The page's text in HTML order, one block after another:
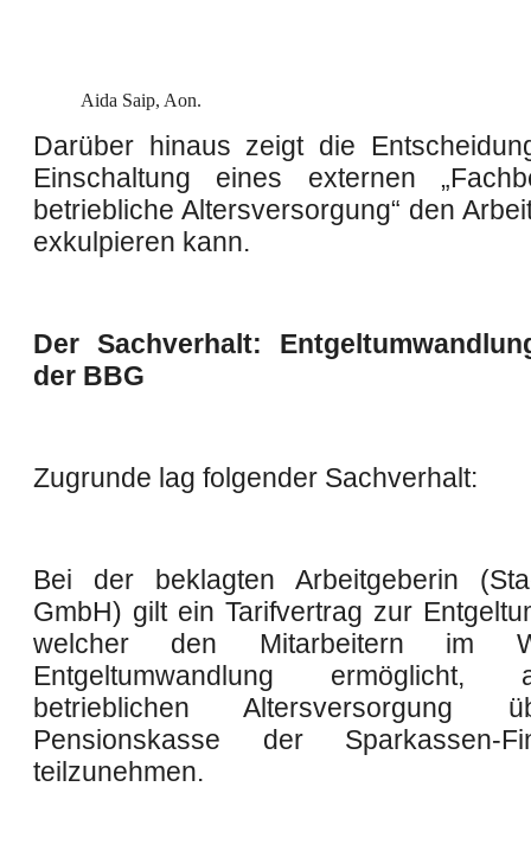
Aida Saip, Aon.
Darüber hinaus zeigt die
Einschaltung eines externen
betriebliche Altersversorgung“ den
exkulpieren kann.
Der Sachverhalt:
der BBG
Zugrunde lag folgender Sachverhalt:
Bei der beklagten Arbeitgeberin
GmbH) gilt ein Tarifvertrag zur
welcher den Mitarbeitern im
Entgeltumwandlung
betrieblichen Altersversorgung
Pensionskasse der Sparkassen-
teilzunehmen.